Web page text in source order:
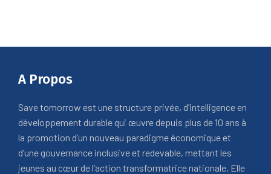
A Propos
Save tomorrow est une structure privée, d’intelligence en
développement durable qui œuvre depuis plus de 10 ans à
la promotion d’un nouveau paradigme économique et
d’une gouvernance inclusive et redevable, mettant les
jeunes au cœur de l’action transformatrice nationale. Elle